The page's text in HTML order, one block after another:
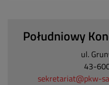
Południowy
ul.
43-
sekretariat@pkw-